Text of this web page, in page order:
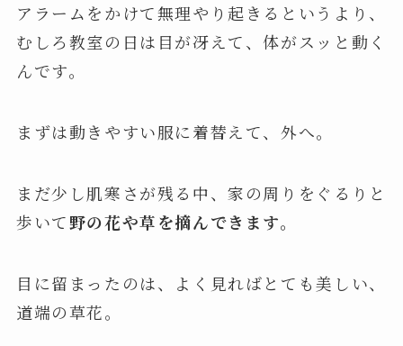
アラームをかけて無理やり起きるというより、
むしろ教室の日は目が冴えて、体がスッと動く
んです。
まずは動きやすい服に着替えて、外へ。
まだ少し肌寒さが残る中、家の周りをぐるりと
歩いて野の花や草を摘んできます。
目に留まったのは、よく見ればとても美しい、
道端の草花。